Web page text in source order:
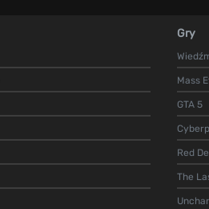
Gry
Mass
GTA 5
Red
The